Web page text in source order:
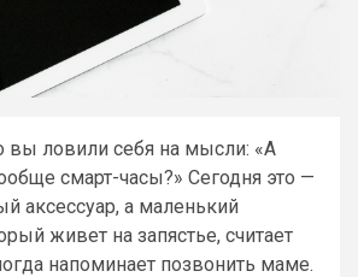
вы ловили себя на мысли: «А
смарт-часы?» Сегодня это —
аксессуар, а маленький
живет на запястье, считает
напоминает позвонить маме.